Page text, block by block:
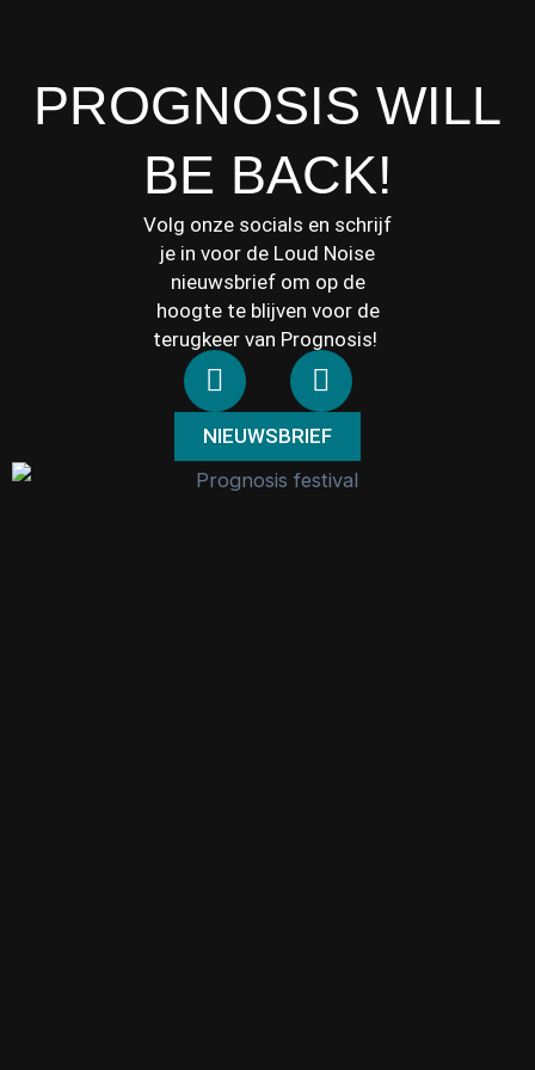
PROGNOSIS WILL
BE BACK!
Volg onze socials en schrijf
je in voor de Loud Noise
nieuwsbrief om op de
hoogte te blijven voor de
terugkeer van Prognosis!
F
a
c
e
b
I
n
s
t
a
NIEUWSBRIEF